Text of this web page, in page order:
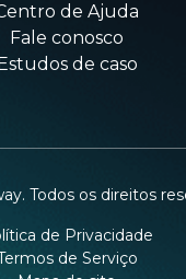
de Ajuda
Fale conosco
Estudos de caso
Todos os direitos
de Privacidade
de Serviço